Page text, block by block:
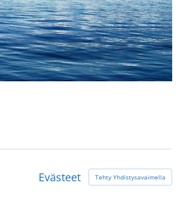
Evästeet Tehty Yhdistysavaimella